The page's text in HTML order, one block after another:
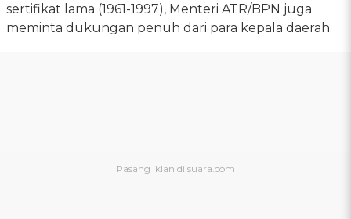
sertifikat lama (1961-1997), Menteri ATR/BPN juga
meminta dukungan penuh dari para kepala daerah.